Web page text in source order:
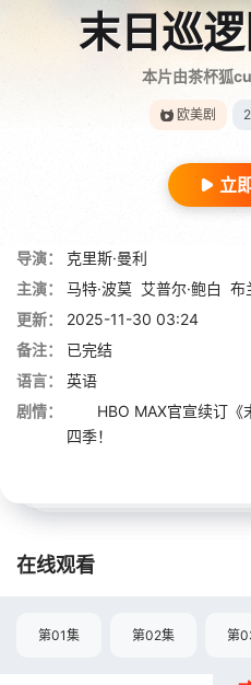
末日巡
本片由茶杯狐
欧美剧
立
导演：
克里斯·曼利
主演：
马特·波莫 艾普尔·鲍白 布
更新：
2025-11-30 03:24
备注：
已完结
语言：
英语
剧情：
HBO MAX官宣续订《
四季！
在线观看
第01集 第02集 第